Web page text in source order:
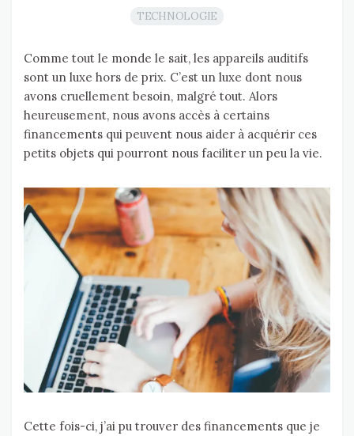
TECHNOLOGIE
Comme tout le monde le sait, les appareils auditifs
sont un luxe hors de prix. C’est un luxe dont nous
avons cruellement besoin, malgré tout. Alors
heureusement, nous avons accès à certains
financements qui peuvent nous aider à acquérir ces
petits objets qui pourront nous faciliter un peu la vie.
Cette fois-ci, j’ai pu trouver des financements que je